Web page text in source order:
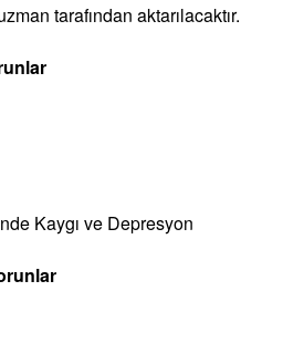
tarafından aktarılacaktır.
Kaygı ve Depresyon